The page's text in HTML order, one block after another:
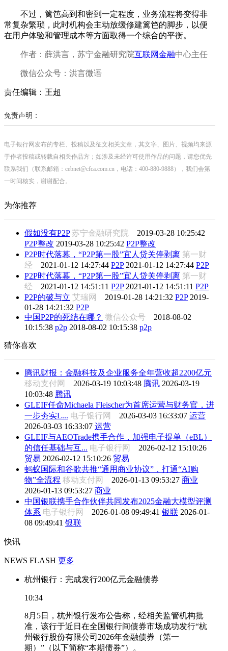
不过，篱笆高到和密到一定程度，业务流程将变得非
常复杂繁琐，此时机构会主动放缓修建篱笆的脚步，以便
在用户体验和管理成本等方面取得一个综合的平衡。
作者：薛洪言，苏宁金融研究院互联网金融中心主任
微信公众号：洪言微语
责任编辑：王超
免责声明：
电子银行网发布的专栏、投稿以及征文相关文章，其文字、图片、视频均来源
于作者投稿或转载自相关作品方；如涉及未经许可使用作品的问题，请您优先
联系我们（联系邮箱：cebnet@cfca.com.cn，电话：400-880-9888），我们会第
一时间核实，谢谢配合。
为你推荐
假如没有P2P 苏宁金融研究院 2019-03-28 10:25:42
P2P整改 2019-03-28 10:25:42 P2P整改
P2P时代落幕，“P2P第一股”宜人贷关停剥离 第一财
经 2021-01-12 14:27:44 P2P 2021-01-12 14:27:44 P2P
P2P时代落幕，“P2P第一股”宜人贷关停剥离 第一财
经 2021-01-12 14:51:11 P2P 2021-01-12 14:51:11 P2P
P2P的破与立 艾瑞网 2019-01-28 14:21:32 P2P 2019-
01-28 14:21:32 P2P
中国P2P的死结在哪？ 微信公众号 2018-08-02
10:15:38 p2p 2018-08-02 10:15:38 p2p
猜你喜欢
腾讯财报：金融科技及企业服务全年营收超2200亿元
移动支付网 2026-03-19 10:03:48 腾讯 2026-03-19
10:03:48 腾讯
GLEIF任命Michaela Fleischer为首席运营与财务官，进
一步夯实L... 电子银行网 2026-03-03 16:33:07 运营
2026-03-03 16:33:07 运营
GLEIF与AEOTrade携手合作，加强电子提单（eBL）
的信任基础与互... 电子银行网 2026-02-12 15:10:26
贸易 2026-02-12 15:10:26 贸易
蚂蚁国际和谷歌共推“通用商业协议”，打通“AI购
物”全流程 移动支付网 2026-01-13 09:53:27 商业
2026-01-13 09:53:27 商业
中国银联携手合作伙伴共同发布2025金融大模型评测
体系 电子银行网 2026-01-08 09:49:41 银联 2026-01-
08 09:49:41 银联
快讯
NEWS FLASH 更多
杭州银行：完成发行200亿元金融债券
10:34
8月5日，杭州银行发布公告称，经相关监管机构批
准，该行于近日在全国银行间债券市场成功发行“杭
州银行股份有限公司2026年金融债券（第一
期）”（以下简称“本期债券”）。